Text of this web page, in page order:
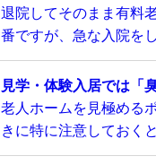
退院してそのまま有料
番ですが、急な入院を
見学・体験入居では「
老人ホームを見極める
きに特に注意しておく